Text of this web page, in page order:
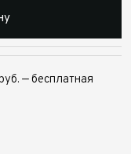
— бесплатная